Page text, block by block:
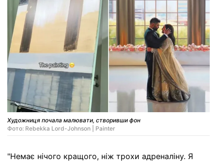
Художниця почала малювати, створивши фон
Фото: Rebekka Lord-Johnson | Painter
"Немає нічого кращого, ніж трохи адреналіну. Я